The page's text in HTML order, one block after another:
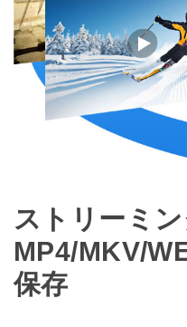
ストリーミ
MP4/MKV/
保存